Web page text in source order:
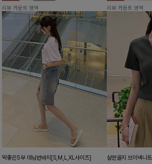
리뷰 카운트 영역 리뷰 카운트 영역
딱좋은5부 데님반바지[S,M,L,XL사이즈] 샬븐골지 브이넥니트